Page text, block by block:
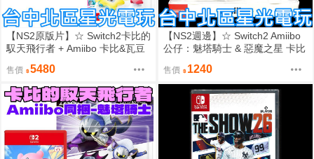
【NS2原版片】☆ Switch2卡比的
馭天飛行者 + Amiibo 卡比&瓦豆
【星光】
售價 5480
【NS2週邊】☆ Switch2 Amiibo
公仔：魅塔騎士 & 惡魔之星 卡比
電玩】
售價 1240